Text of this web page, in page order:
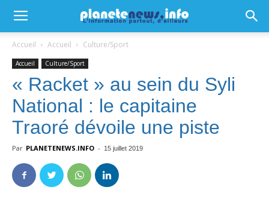
Accueil Accueil Culture/Sport
Accueil Culture/Sport
« Racket » au sein du Syli
National : le capitaine
Traoré dévoile une piste
Par PLANETENEWS.INFO - 15 juillet 2019